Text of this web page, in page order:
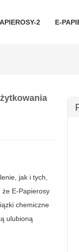
2 E-
jak i tych,
że E-Papierosy
chemiczne
ulubioną